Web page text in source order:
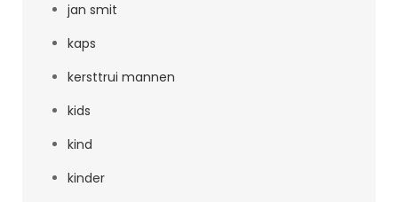
jan smit
kaps
kersttrui mannen
kids
kind
kinder